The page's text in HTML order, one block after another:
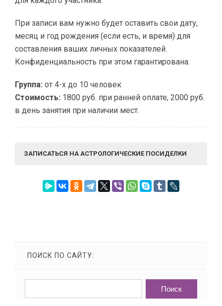
При записи вам нужно будет оставить свои дату,
месяц и год рождения (если есть, и время) для
составления ваших личных показателей.
Конфиденциальность при этом гарантирована.
Группа: от 4-х до 10 человек
Стоимость: 1800 руб. при ранней оплате, 2000 руб.
в день занятия при наличии мест.
ЗАПИСАТЬСЯ НА АСТРОЛОГИЧЕСКИЕ ПОСИДЕЛКИ
Укажите дату занятия
ПОИСК ПО САЙТУ: